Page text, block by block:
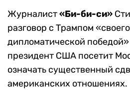
Журналист«Би-би-си»
разговор с Трампом
дипломатической
президент США посетит
означать существенный
американских отношениях.